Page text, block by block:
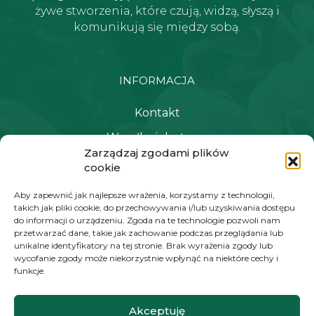
Zarządzaj zgodami plików
cookie
Aby zapewnić jak najlepsze wrażenia, korzystamy z technologii,
takich jak pliki cookie, do przechowywania i/lub uzyskiwania dostępu
do informacji o urządzeniu. Zgoda na te technologie pozwoli nam
przetwarzać dane, takie jak zachowanie podczas przeglądania lub
unikalne identyfikatory na tej stronie. Brak wyrażenia zgody lub
wycofanie zgody może niekorzystnie wpłynąć na niektóre cechy i
funkcje.
Akceptuję
żywe stworzenia, które czują, widzą, słyszą i
komunikują się między sobą.
INFORMACJA
Kontakt
Wysyłka i dostawa
Polityka prywatności i regulamin
NAWIGACJA
Moje konto